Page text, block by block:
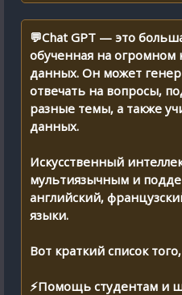
💬Chat GPT — это
обученная на огромном
данных. Он может
отвечать на вопросы,
разные темы, а также
данных.
Искусственный
мультиязычным и
английский,
языки.
Вот краткий список
⚡️Помощь студентам и